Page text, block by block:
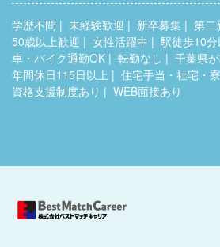
学歴不問 未経験歓迎 新卒募集
第二
50歳以上歓迎
女性活躍中
駅徒歩10分
車・バイク通勤OK
転勤なし 千葉県
年間休日115日以上
住宅手当・社宅・
資格支援制度あり
WEB面接あり